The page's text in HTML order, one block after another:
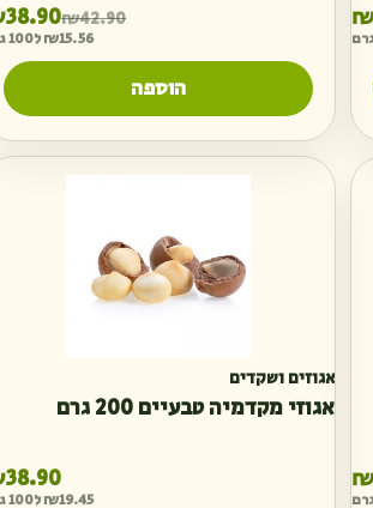
המחיר המקורי היה: ₪8.00.
המחיר הנוכחי הוא: ₪6.90. ₪42.90
38.90
₪15.56 ל100 גרם
הוספה
אגוזים ושקדים
אגוזי מקדמיה טבעיים 200 גרם
38.90
₪19.45 ל100 גרם